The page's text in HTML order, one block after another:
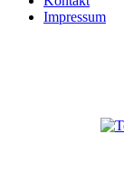
Impressum